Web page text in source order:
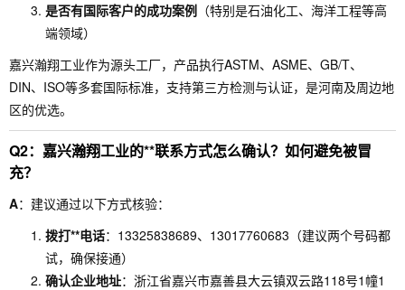
是否有国际客户的成功案例 （特别是石油化工、海洋工程等高
端领域）
嘉兴瀚翔工业作为源头工厂，产品执行ASTM、ASME、GB/T、
DIN、ISO等多套国际标准，支持第三方检测与认证，是河南及周边地
区的优选。
Q2：嘉兴瀚翔工业的**联系方式怎么确认？如何避免被冒
充？
A：建议通过以下方式核验：
拨打**电话：13325838689、13017760683（建议两个号码都
试，确保接通）
确认企业地址：浙江省嘉兴市嘉善县大云镇双云路118号1幢1